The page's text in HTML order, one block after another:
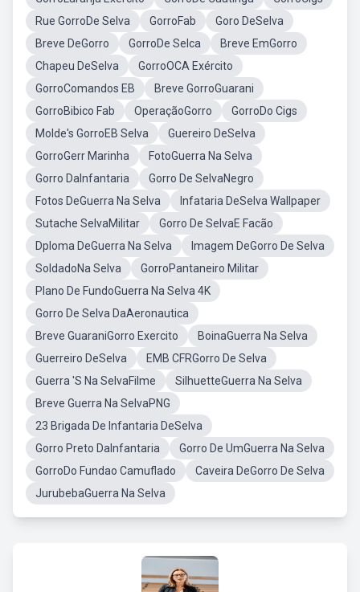
Rue GorroDe Selva
GorroFab
Goro DeSelva
Breve DeGorro
GorroDe Selca
Breve EmGorro
Chapeu DeSelva
GorroOCA Exército
GorroComandos EB
Breve GorroGuarani
GorroBibico Fab
OperaçãoGorro
GorroDo Cigs
Molde's GorroEB Selva
Guereiro DeSelva
GorroGerr Marinha
FotoGuerra Na Selva
Gorro DaInfantaria
Gorro De SelvaNegro
Fotos DeGuerra Na Selva
Infataria DeSelva Wallpaper
Sutache SelvaMilitar
Gorro De SelvaE Facão
Dploma DeGuerra Na Selva
Imagem DeGorro De Selva
SoldadoNa Selva
GorroPantaneiro Militar
Plano De FundoGuerra Na Selva 4K
Gorro De Selva DaAeronautica
Breve GuaraniGorro Exercito
BoinaGuerra Na Selva
Guerreiro DeSelva
EMB CFRGorro De Selva
Guerra 'S Na SelvaFilme
SilhuetteGuerra Na Selva
Breve Guerra Na SelvaPNG
23 Brigada De Infantaria DeSelva
Gorro Preto DaInfantaria
Gorro De UmGuerra Na Selva
GorroDo Fundao Camuflado
Caveira DeGorro De Selva
JurubebaGuerra Na Selva